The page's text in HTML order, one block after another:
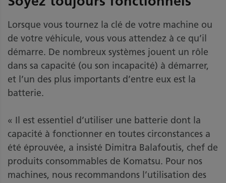
Lorsque vous tournez la clé de votre machine ou
de votre véhicule, vous vous attendez à ce qu’il
démarre. De nombreux systèmes jouent un rôle
dans sa capacité (ou son incapacité) à démarrer,
et l’un des plus importants d’entre eux est la
batterie.
« Il est essentiel d’utiliser une batterie dont la
capacité à fonctionner en toutes circonstances a
été éprouvée, a insisté Dimitra Balafoutis, chef de
produits consommables de Komatsu. Pour nos
machines, nous recommandons l’utilisation des